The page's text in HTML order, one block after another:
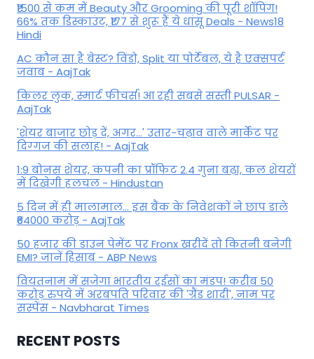
₹1500 से कम में Beauty और Grooming की पूरी शॉपिंग!
66% तक डिस्काउंट, ₹177 से शुरू हैं ये धांसू Deals - News18
Hindi
AC कौन सा है बेस्ट? विंडो, Split या पोर्टेबल, ये है एक्सपर्ट
जवाब - AajTak
किलर लुक, स्मार्ट फीचर्स! आ रही सबसे सस्ती PULSAR -
AajTak
'शेयर बाजार छोड़ दें, अगर...' उतार-चढ़ाव वाले मार्केट पर
दिग्‍गज की सलाह! - AajTak
1:9 बोनस शेयर, कंपनी का प्रॉफिट 2.4 गुना बढ़ा, कल शेयरों
में दिखेगी हलचल - Hindustan
5 दिन में ही मालामाल... इस बैंक के निवेशकों ने छाप डाले
₹64000 करोड़ - AajTak
50 हजार की डाउन पेमेंट पर Fronx खरीदें तो कितनी बनेगी
EMI? जानें हिसाब - ABP News
वियतनाम में सजेगा भारतीय रईसों का मंडप! करीब 50
करोड़ रुपये में अरबपति परिवार की 'ग्रैंड शादी', नाम पर
सस्पेंस - Navbharat Times
RECENT POSTS